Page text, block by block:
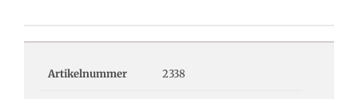
Artikelnummer 2338